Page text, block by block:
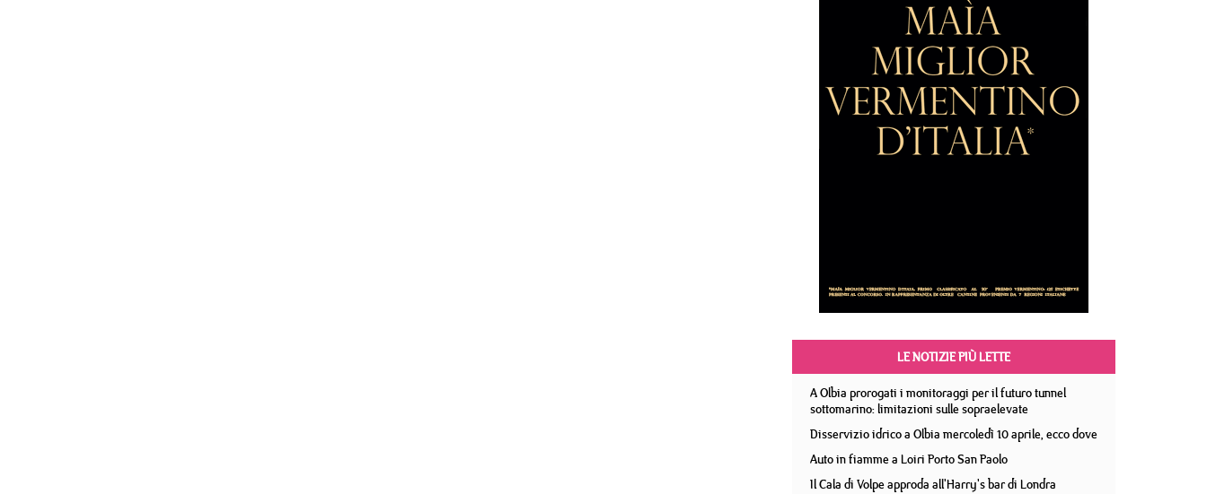
LE NOTIZIE PIÙ LETTE
A Olbia prorogati i monitoraggi per il futuro tunnel
sottomarino: limitazioni sulle sopraelevate
Disservizio idrico a Olbia mercoledì 10 aprile, ecco dove
Auto in fiamme a Loiri Porto San Paolo
Il Cala di Volpe approda all'Harry's bar di Londra